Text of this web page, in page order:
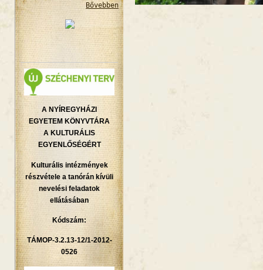
Bővebben
A NYÍREGYHÁZI
EGYETEM KÖNYVTÁRA
A KULTURÁLIS
EGYENLŐSÉGÉRT
Kulturális intézmények
részvétele a tanórán kívüli
nevelési feladatok
ellátásában
Kódszám:
TÁMOP-3.2.13-12/1-2012-
0526